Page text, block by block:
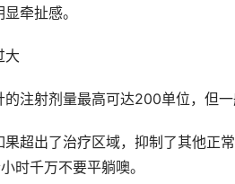
牵扯感。
大
的注射剂量最高可达200单位，但
果超出了治疗区域，抑制了其他正
时千万不要平躺噢。